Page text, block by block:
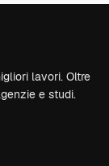
lavori. Oltre
e studi.